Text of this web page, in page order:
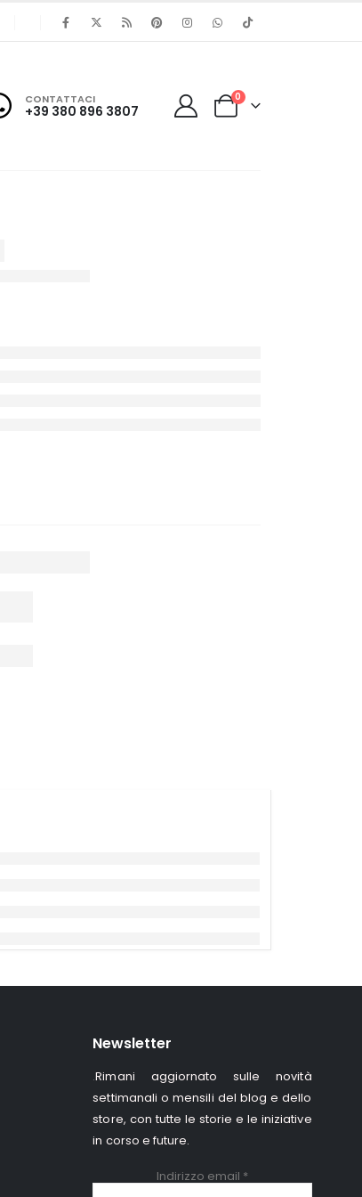
CONTATTACI
+39 380 896 3807
0
Newsletter
.Rimani aggiornato sulle novità
settimanali o mensili del blog e dello
store, con tutte le storie e le iniziative
in corso e future.
Indirizzo email *